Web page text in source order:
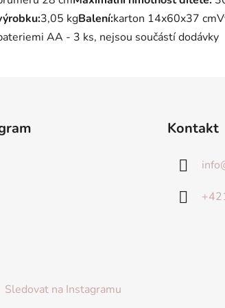
3,05 kgBalení:karton 14x60x37 cm
AA - 3 ks, nejsou součástí dodávky
Sledovat na Instagramu
Kontakt
info